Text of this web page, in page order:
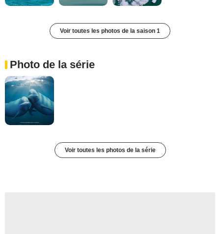
Voir toutes les photos de la saison 1
Photo de la série
Voir toutes les photos de la série